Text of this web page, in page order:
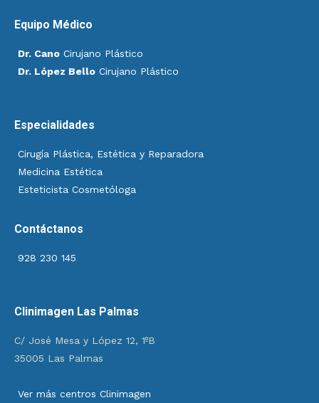
Equipo Médico
Dr. Cano Cirujano Plástico
Dr. López Bello Cirujano Plástico
Especialidades
Cirugía Plástica, Estética y Reparadora
Medicina Estética
Esteticista Cosmetóloga
Contáctanos
928 230 145
Clinimagen Las Palmas
C/ José Mesa y López 12, 1ºB
35005 Las Palmas
Ver más centros Clinimagen